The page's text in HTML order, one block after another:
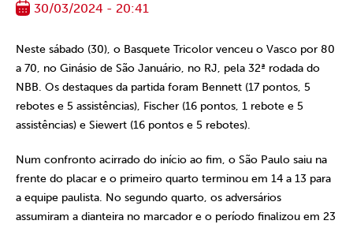
30/03/2024 - 20:41
Neste sábado (30), o Basquete Tricolor venceu o Vasco por 80
a 70, no Ginásio de São Januário, no RJ, pela 32ª rodada do
NBB. Os destaques da partida foram Bennett (17 pontos, 5
rebotes e 5 assistências), Fischer (16 pontos, 1 rebote e 5
assistências) e Siewert (16 pontos e 5 rebotes).
Num confronto acirrado do início ao fim, o São Paulo saiu na
frente do placar e o primeiro quarto terminou em 14 a 13 para
a equipe paulista. No segundo quarto, os adversários
assumiram a dianteira no marcador e o período finalizou em 23